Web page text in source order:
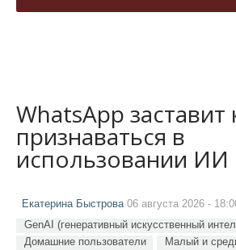
WhatsApp заставит
признаваться в
использовании ИИ
Екатерина Быстрова06 августа 2026 -
GenAI (генеративный искусственный
Домашние пользователи
Малый и